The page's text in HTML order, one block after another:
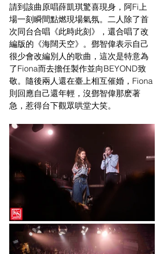
請到該曲原唱薛凱琪驚喜現身，阿Fi上
場一刻瞬間點燃現場氣氛。二人除了首
次同台合唱《此時此刻》，還合唱了改
編版的《海闊天空》。鄧智偉表示自己
很少會改編別人的歌曲，這次是特意為
了Fiona而去擔任製作並向BEYOND致
敬。隨後兩人還在臺上相互催婚，Fiona
則回應自己還年輕，沒鄧智偉那麽著
急，惹得台下觀眾哄堂大笑。